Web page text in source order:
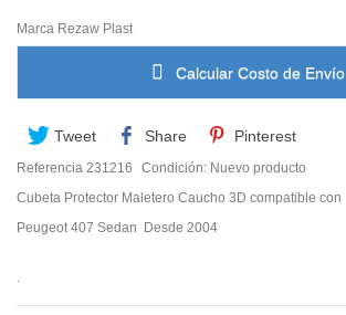
Marca Rezaw Plast
Calcular Costo de Envío
Tweet Share Pinterest
Referencia 231216 Condición: Nuevo producto
Cubeta Protector Maletero Caucho 3D compatible con
Peugeot 407 Sedan Desde 2004
.